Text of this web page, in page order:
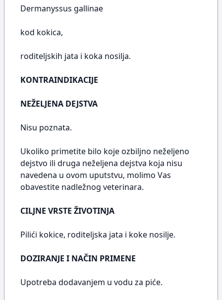
Dermanyssus gallinae
kod kokica,
roditeljskih jata i koka nosilja.
KONTRAINDIKACIJE
NEŽELJENA DEJSTVA
Nisu poznata.
Ukoliko primetite bilo koje ozbiljno neželjeno
dejstvo ili druga neželjena dejstva koja nisu
navedena u ovom uputstvu, molimo Vas
obavestite nadležnog veterinara.
CILJNE VRSTE ŽIVOTINJA
Pilići kokice, roditeljska jata i koke nosilje.
DOZIRANJE I NAČIN PRIMENE
Upotreba dodavanjem u vodu za piće.